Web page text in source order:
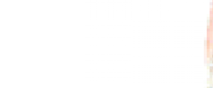
取り扱いカ